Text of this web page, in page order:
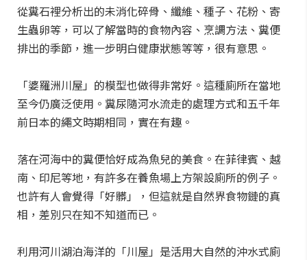
從糞石裡分析出的未消化碎骨、纖維、種子、花粉、寄
生蟲卵等，可以了解當時的食物內容、烹調方法、糞便
排出的季節，進一步明白健康狀態等等，很有意思。
「婆羅洲川屋」的模型也做得非常好。這種廁所在當地
至今仍廣泛使用。糞尿隨河水流走的處理方式和五千年
前日本的繩文時期相同，實在有趣。
落在河海中的糞便恰好成為魚兒的美食。在菲律賓、越
南、印尼等地，有許多在養魚場上方架設廁所的例子。
也許有人會覺得「好髒」，但這就是自然界食物鏈的真
相，差別只在知不知道而已。
利用河川湖泊海洋的「川屋」是活用大自然的沖水式廁